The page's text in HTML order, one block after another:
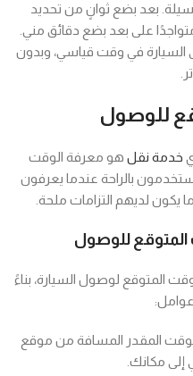
بعد بضع ثوانٍ من تحديد
على بعد بضع دقائق مني.
السيارة في وقت قياسي، وبدون
للوصول
خدمة نقل هو معرفة الوقت
بالراحة عندما يعرفون
يكون لديهم التزامات ملحة.
للوصول
المتوقع لوصول السيارة، بناءً
المقدر المسافة من موقع
إلى مكانك.